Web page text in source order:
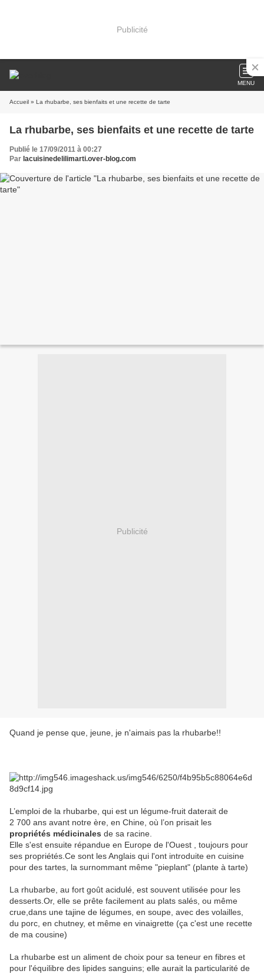
Publicité
MENU
Accueil » La rhubarbe, ses bienfaits et une recette de tarte
La rhubarbe, ses bienfaits et une recette de tarte
Publié le 17/09/2011 à 00:27
Par lacuisinedelilimarti.over-blog.com
Publicité
Quand je pense que, jeune, je n'aimais pas la rhubarbe!!
L’emploi de la rhubarbe, qui est un légume-fruit daterait de
2 700 ans avant notre ère, en Chine, où l’on prisait les
propriétés médicinales de sa racine.
Elle s'est ensuite répandue en Europe de l'Ouest , toujours pour
ses propriétés.Ce sont les Anglais qui l'ont introduite en cuisine
pour des tartes, la surnommant même "pieplant" (plante à tarte)
La rhubarbe, au fort goût acidulé, est souvent utilisée pour les
desserts.Or, elle se prête facilement au plats salés, ou même
crue,dans une tajine de légumes, en soupe, avec des volailles,
du porc, en chutney, et même en vinaigrette (ça c'est une recette
de ma cousine)
La rhubarbe est un aliment de choix pour sa teneur en fibres et
pour l'équilibre des lipides sanguins; elle aurait la particularité de